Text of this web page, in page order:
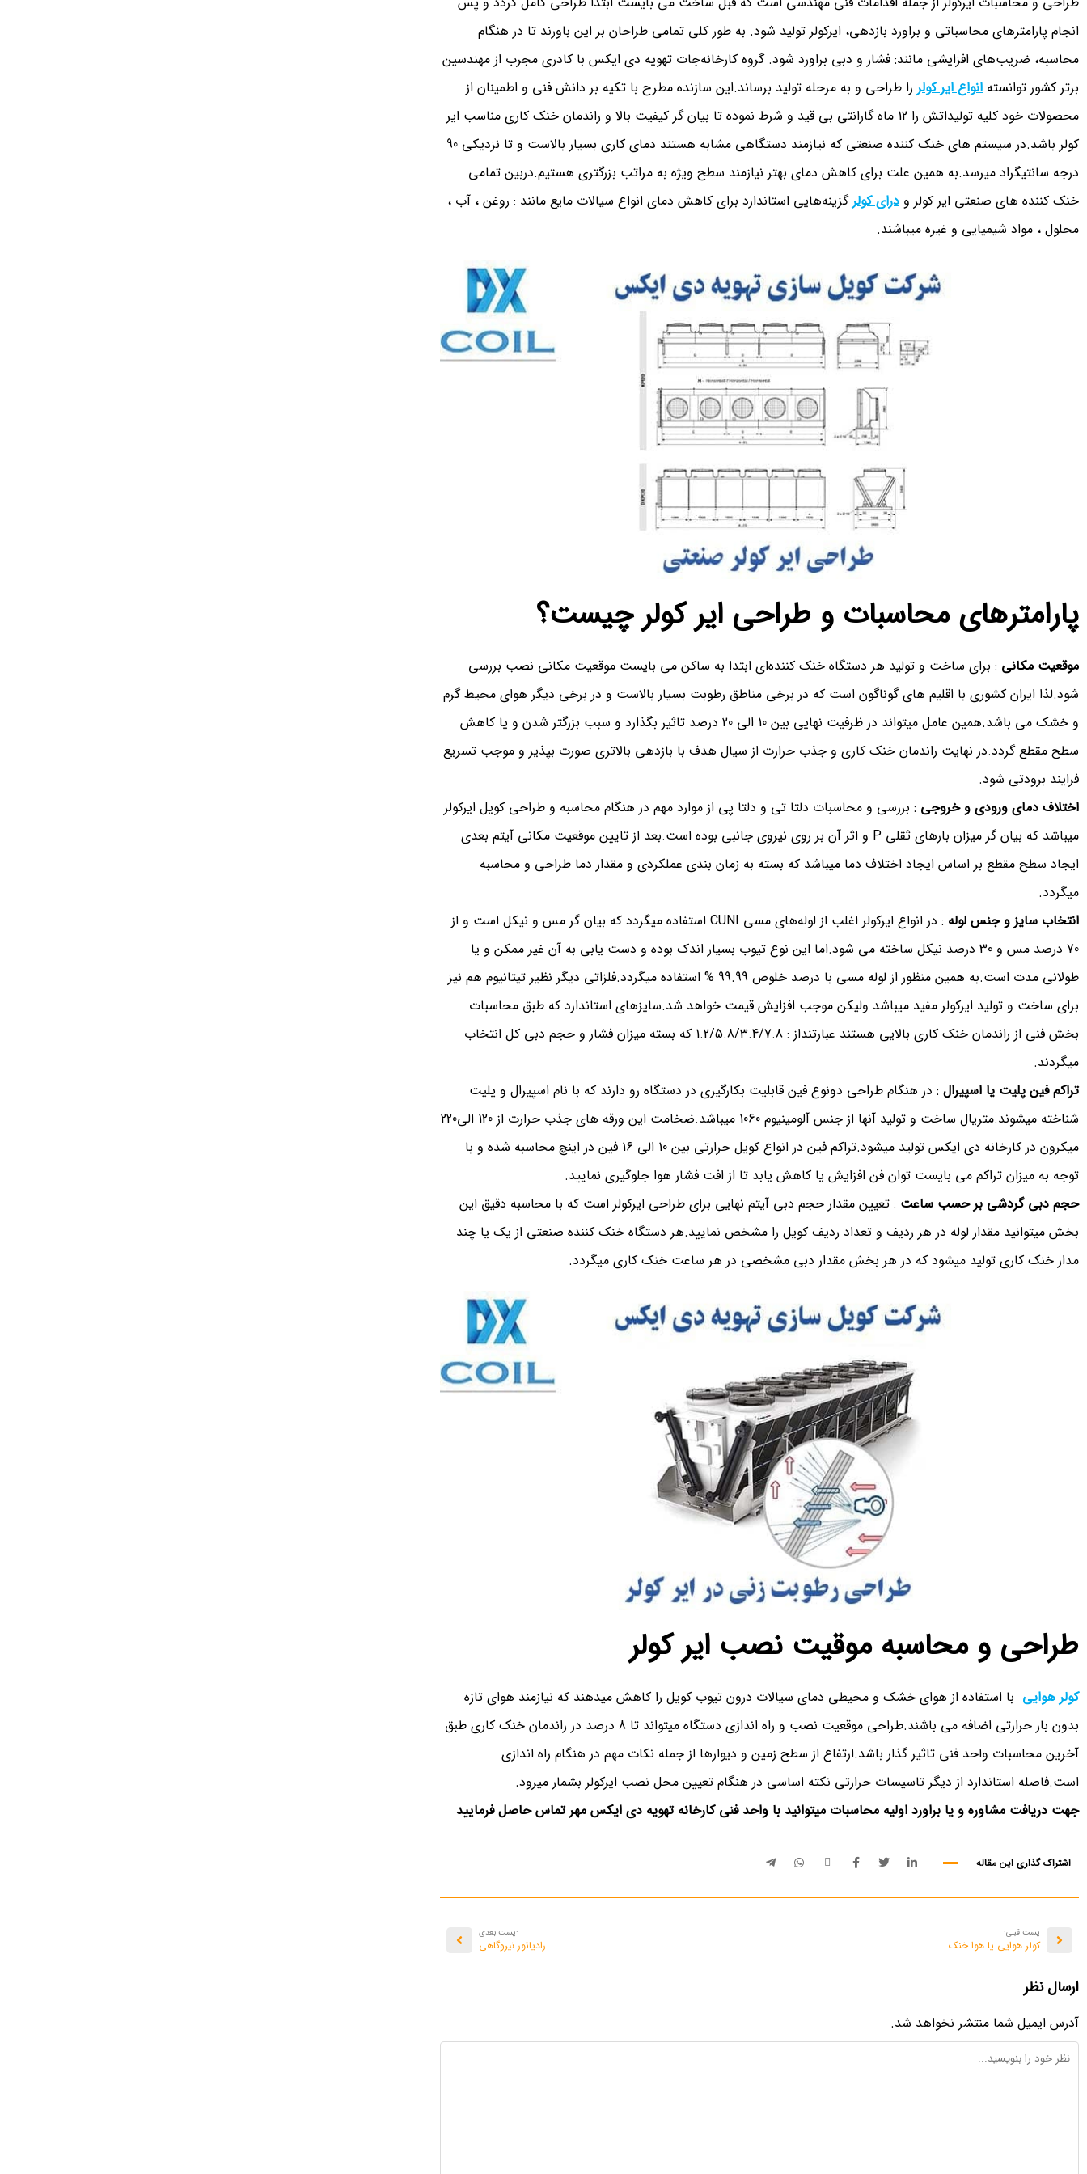
انجام پارامترهای محاسباتی و براورد بازدهی، ایرکولر تولید شود. به طور کلی تمامی طراحان بر این باورند تا در هنگام
محاسبه، ضریب‌های افزایشی مانند: فشار و دبی براورد شود. گروه کارخانه‌جات تهویه دی ایکس با کادری مجرب از مهندسین
برتر کشور توانسته انواع ایر کولر را طراحی و به مرحله تولید برساند.این سازنده مطرح با تکیه بر دانش فنی و اطمینان از
محصولات خود کلیه تولیداتش را 12 ماه گارانتی بی قید و شرط نموده تا بیان گر کیفیت بالا و راندمان خنک کاری مناسب ایر
کولر باشد.در سیستم های خنک کننده صنعتی که نیازمند دستگاهی مشابه هستند دمای کاری بسیار بالاست و تا نزدیکی 90
درجه سانتیگراد میرسد.به همین علت برای کاهش دمای بهتر نیازمند سطح ویژه به مراتب بزرگتری هستیم.دربین تمامی
خنک کننده های صنعتی ایر کولر و درای کولرگزینه‌هایی استاندارد برای کاهش دمای انواع سیالات مایع مانند : روغن ، آب ،
محلول ، مواد شیمیایی و غیره میباشند.
پارامترهای محاسبات و طراحی ایر کولر چیست؟
موقعیت مکانی : برای ساخت و تولید هر دستگاه خنک کننده‌ای ابتدا به ساکن می بایست موقعیت مکانی نصب بررسی
شود.لذا ایران کشوری با اقلیم های گوناگون است که در برخی مناطق رطوبت بسیار بالاست و در برخی دیگر هوای محیط گرم
و خشک می باشد.همین عامل میتواند در ظرفیت نهایی بین 10 الی 20 درصد تاثیر بگذارد و سبب بزرگتر شدن و یا کاهش
سطح مقطع گردد.در نهایت راندمان خنک کاری و جذب حرارت از سیال هدف با بازدهی بالاتری صورت بپذیر و موجب تسریع
فرایند برودتی شود.
اختلاف دمای ورودی و خروجی : بررسی و محاسبات دلتا تی و دلتا پی از موارد مهم در هنگام محاسبه و طراحی کویل ایرکولر
میباشد که بیان گر میزان بارهای ثقلی P و اثر آن بر روی نیروی جانبی بوده است.بعد از تایین موقعیت مکانی آیتم بعدی
ایجاد سطح مقطع بر اساس ایجاد اختلاف دما میباشد که بسته به زمان بندی عملکردی و مقدار دما طراحی و محاسبه
میگردد.
انتخاب سایز و جنس لوله
: در انواع ایرکولر اغلب از لوله‌های مسی CUNI استفاده میگردد که بیان گر مس و نیکل است و از
70 درصد مس و 30 درصد نیکل ساخته می شود.اما این نوع تیوب بسیار اندک بوده و دست یابی به آن غیر ممکن و یا
طولانی مدت است.به همین منظور از لوله مسی با درصد خلوص 99.99 % استفاده میگردد.فلزاتی دیگر نظیر تیتانیوم هم نیز
برای ساخت و تولید ایرکولر مفید میباشد ولیکن موجب افزایش قیمت خواهد شد.سایزهای استاندارد که طبق محاسبات
بخش فنی از راندمان خنک کاری بالایی هستند عبارتنداز : 1.2/5.8/3.4/7.8 که بسته میزان فشار و حجم دبی کل انتخاب
میگردند.
تراکم فین پلیت یا اسپیرال : در هنگام طراحی دونوع فین قابلیت بکارگیری در دستگاه رو دارند که با نام اسپیرال و پلیت
شناخته میشوند.متریال ساخت و تولید آنها از جنس آلومینیوم 1060 میباشد.ضخامت این ورقه های جذب حرارت از 120 الی220
میکرون در کارخانه دی ایکس تولید میشود.تراکم فین در انواع کویل حرارتی بین 10 الی 16 فین در اینچ محاسبه شده و با
توجه به میزان تراکم می بایست توان فن افزایش یا کاهش یابد تا از افت فشار هوا جلوگیری نمایید.
حجم دبی گردشی بر حسب ساعت : تعیین مقدار حجم دبی آیتم نهایی برای طراحی ایرکولر است که با محاسبه دقیق این
بخش میتوانید مقدار لوله در هر ردیف و تعداد ردیف کویل را مشخص نمایید.هر دستگاه خنک کننده صنعتی از یک یا چند
مدار خنک کاری تولید میشود که در هر بخش مقدار دبی مشخصی در هر ساعت خنک کاری میگردد.
طراحی و محاسبه موقیت نصب ایر کولر
کولر هوایی با استفاده از هوای خشک و محیطی دمای سیالات درون تیوب کویل را کاهش میدهند که نیازمند هوای تازه
بدون بار حرارتی اضافه می باشند.طراحی موقعیت نصب و راه اندازی دستگاه میتواند تا 8 درصد در راندمان خنک کاری طبق
آخرین محاسبات واحد فنی تاثیر گذار باشد.ارتفاع از سطح زمین و دیوارها از جمله نکات مهم در هنگام راه اندازی
است.فاصله استاندارد از دیگر تاسیسات حرارتی نکته اساسی در هنگام تعیین محل نصب ایرکولر بشمار میرود.
جهت دریافت مشاوره و یا براورد اولیه محاسبات میتوانید با واحد فنی کارخانه تهویه دی ایکس مهر تماس حاصل فرمایید
اشتراک گذاری این مقاله
پست قبلی:
کولر هوایی یا هوا خنک
:پست بعدی
رادیاتور نیروگاهی
ارسال نظر
آدرس ایمیل شما منتشر نخواهد شد.